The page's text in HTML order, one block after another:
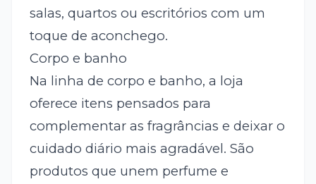
salas, quartos ou escritórios com um
toque de aconchego.
Corpo e banho
Na linha de corpo e banho, a loja
oferece itens pensados para
complementar as fragrâncias e deixar o
cuidado diário mais agradável. São
produtos que unem perfume e